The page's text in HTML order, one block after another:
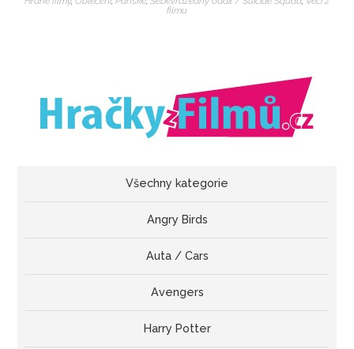
filmu
Všechny kategorie
Angry Birds
Auta / Cars
Avengers
Harry Potter